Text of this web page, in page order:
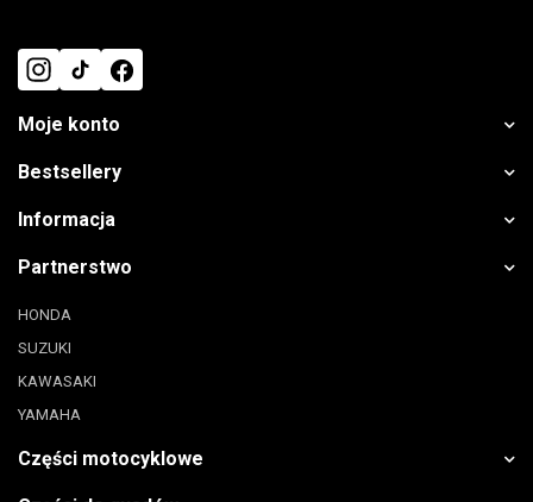
Moje konto
Bestsellery
Informacja
Partnerstwo
HONDA
SUZUKI
KAWASAKI
YAMAHA
Części motocyklowe